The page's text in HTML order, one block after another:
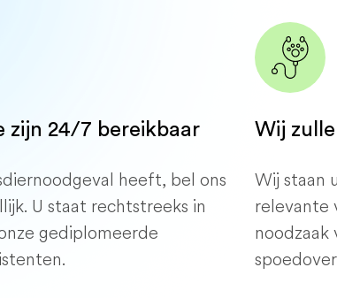
zijn 24/7 bereikbaar
heeft, bel ons
U staat rechtstreeks in
gediplomeerde
Wij
Wij staan
relevante
noodzaak